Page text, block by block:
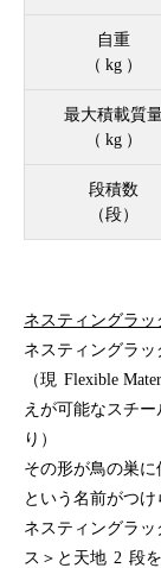
自重
（ kg ）
最大積載質
（ kg ）
段積数
（段）
ネスティングラッ
ネスティングラ
（現 Flexible
えが可能なスチ
り）
その形が鳥の巣に
という名前がつけ
ネスティングラ
ス＞と天地 2 段